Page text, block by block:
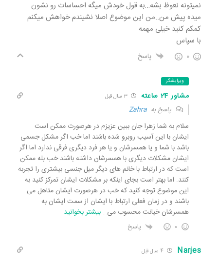
نمیتونه نعوظ بشه…به قول خودش میگه احساسات رو نشون
میده پیش من..من این موضوع اصلا نشیندم خواهش میکنم
کمکم کنید خیلی مهمه
با سپاس
0 پاسخ
ویرایشگر
مشاور 24 ساعته 3 سال قبل
پاسخ به Zahra
سلام به شما زهرا جان ببین عزیزم در هرصورت ممکن است
ایشان با این آسیب روبرو شده باشند اما خب اگر مشکل جسمی
باشد با شما و یا همسرشان و یا هر فرد دیگری فرقی ندارد اما اگر
ایشان مشکلات دیگری با همسرشان داشته باشند خب بله ممکن
است که در ارتباط با خانم های دیگر میل جنسی بیشتری را تجربه
کنند. اما بهتر است بجای اینکه بر مشکلات ایشان تمرکز کنید به
این موضوع توجه کنید که خب در هرصورت ایشان متاهل می
باشند و در زمان فعلی ارتباط با ایشان از سمت ایشان به
همسرشان خیانت محسوب می… بیشتر بخوانید
0 پاسخ
Narjes